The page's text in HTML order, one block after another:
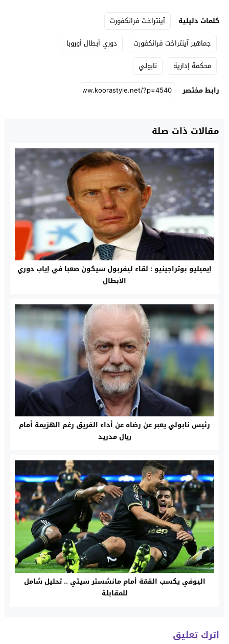
كلمات دليلية
آينتراخت فرانكفورت
جماهير آينتراخت فرانكفورت
دوري أبطال أوروبا
محكمة إدارية
نابولي
رابط مختصر
مقالات ذات صلة
إيميليو بوتراجينيو : لقاء ليفربول سيكون صعبا في إياب دوري
الأبطال
رئيس نابولي يعبر عن رضاه عن أداء الفريق رغم الهزيمة أمام
ريال مدريد
اليوفي يكسب القمّة أمام مانشستر سيتي .. تحليل شامل
للمقابلة
اترك تعليق